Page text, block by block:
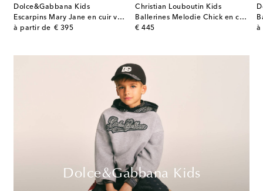
Dolce&Gabbana Kids
Escarpins Mary Jane en cuir verni à logo
à partir de € 395
original price
Christian Louboutin Kids
Ballerines Melodie Chick en cuir verni
€ 445
original price
à
Dolce&Gabbana Kids